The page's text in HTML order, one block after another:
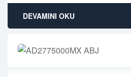
DEVAMINI OKU